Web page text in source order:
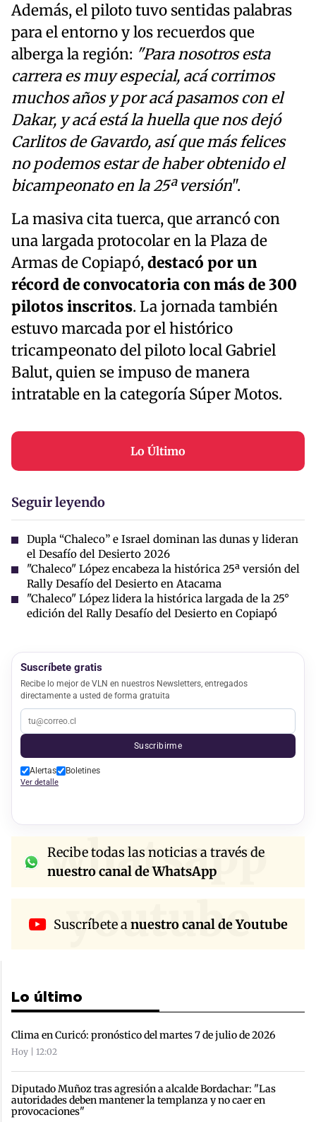
Además, el piloto tuvo sentidas palabras
para el entorno y los recuerdos que
alberga la región: "Para nosotros esta
carrera es muy especial, acá corrimos
muchos años y por acá pasamos con el
Dakar, y acá está la huella que nos dejó
Carlitos de Gavardo, así que más felices
no podemos estar de haber obtenido el
bicampeonato en la 25ª versión".
La masiva cita tuerca, que arrancó con
una largada protocolar en la Plaza de
Armas de Copiapó,destacó por un
récord de convocatoria con más de 300
pilotos inscritos. La jornada también
estuvo marcada por el histórico
tricampeonato del piloto local Gabriel
Balut, quien se impuso de manera
intratable en la categoría Súper Motos.
Lo Último
Seguir leyendo
Dupla “Chaleco” e Israel dominan las dunas y lideran
el Desafío del Desierto 2026
"Chaleco" López encabeza la histórica 25ª versión del
Rally Desafío del Desierto en Atacama
"Chaleco" López lidera la histórica largada de la 25°
edición del Rally Desafío del Desierto en Copiapó
Suscríbete gratis
Recibe lo mejor de VLN en nuestros Newsletters, entregados
directamente a usted de forma gratuita
Suscribirme
Alertas Boletines
Ver detalle
whatsapp
Recibe todas las noticias a través de
nuestro canal de WhatsApp
youtube
Suscríbete a nuestro canal de Youtube
Lo último
Clima en Curicó: pronóstico del martes 7 de julio de 2026
Hoy | 12:02
Diputado Muñoz tras agresión a alcalde Bordachar: "Las
autoridades deben mantener la templanza y no caer en
provocaciones"